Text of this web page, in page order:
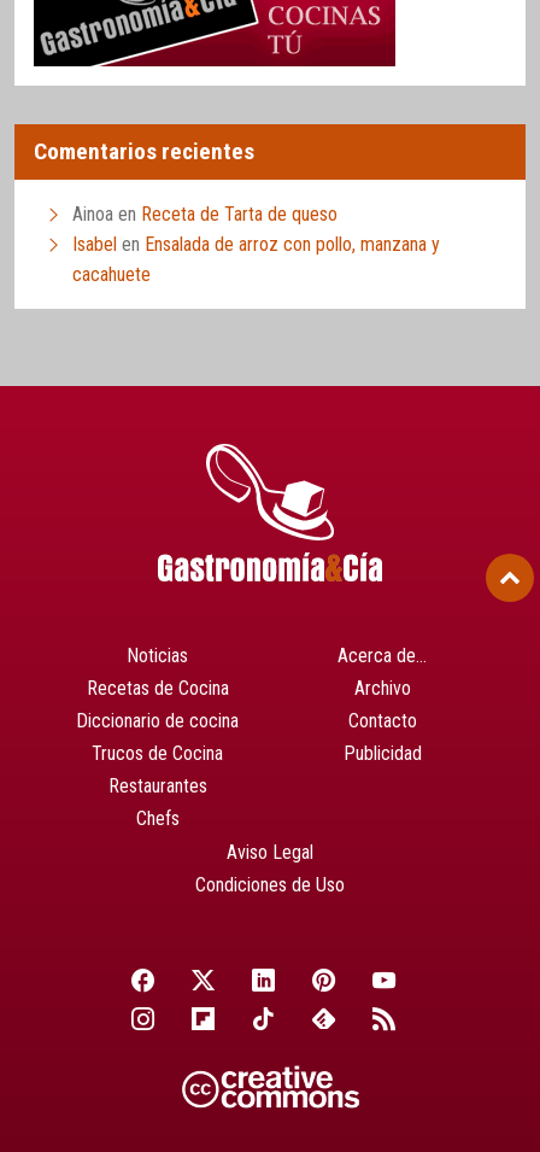
Comentarios recientes
Ainoa en Receta de Tarta de queso
Isabel en Ensalada de arroz con pollo, manzana y
cacahuete
Noticias
Recetas de Cocina
Diccionario de cocina
Trucos de Cocina
Restaurantes
Chefs
Acerca de…
Archivo
Contacto
Publicidad
Aviso Legal
Condiciones de Uso